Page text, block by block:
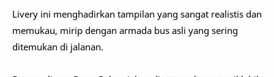
Livery ini menghadirkan tampilan yang sangat realistis dan
memukau, mirip dengan armada bus asli yang sering
ditemukan di jalanan.